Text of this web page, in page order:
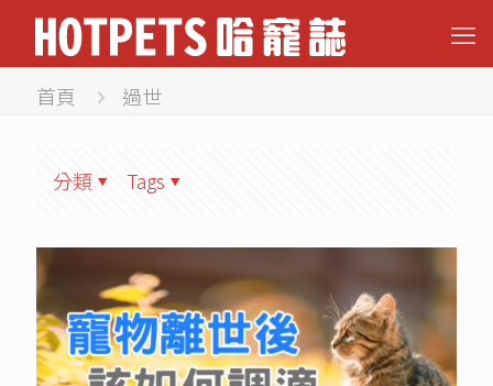
首頁 過世
分類 Tags